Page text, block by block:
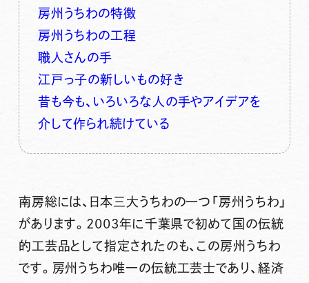
房州うちわの特徴
房州うちわの工程
職人さんの手
江戸っ子の新しいもの好き
昔も今も、いろいろな人の手やアイデアを
介して作られ続けている
南房総には、日本三大うちわの一つ「房州うちわ」
があります。2003年に千葉県で初めて国の伝統
的工芸品として指定されたのも、この房州うちわ
です。房州うちわ唯一の伝統工芸士であり、経済